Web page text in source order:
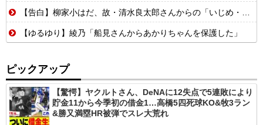
【告白】柳家小はだ、故・清水良太郎さんからの「いじめ・暴行」被害をXで告白…ネット騒然
【ゆるゆり】綾乃「船見さんからあかりちゃんを保護した」
ピックアップ
【驚愕】ヤクルトさん、DeNAに12失点で5連敗により
貯金11から今季初の借金1…高橋5四死球KO&牧3ラン
&勝又満塁HR被弾でスレ大荒れ